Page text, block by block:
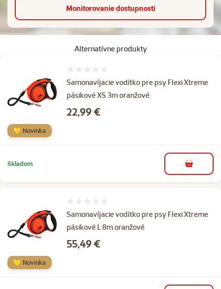
Monitorovanie dostupnosti
Alternatívne produkty
Samonavíjacie vodítko pre psy Flexi Xtreme
pásikové XS 3m oranžové
Cena
22,99 €
💛 Novinka
Skladom do košíka
Samonavíjacie vodítko pre psy Flexi Xtreme
pásikové L 8m oranžové
Cena
55,49 €
💛 Novinka